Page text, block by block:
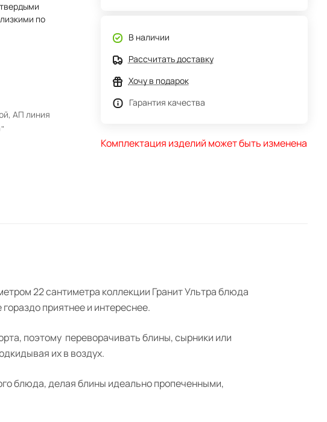
по
АП линия
В наличии
Рассчитать доставку
Хочу в подарок
Гарантия качества
Комплектация изделий может быть изменена
22 сантиметра коллекции ГранитУльтра блюда
приятнее и интереснее.
поэтому переворачивать блины, сырники или
их в воздух.
блюда, делая блины идеально пропеченными,